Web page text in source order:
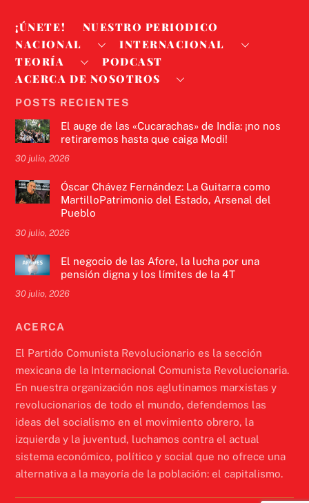
¡ÚNETE!
NUESTRO PERIODICO
NACIONAL
INTERNACIONAL
TEORÍA
PODCAST
ACERCA DE NOSOTROS
POSTS RECIENTES
El auge de las «Cucarachas» de India: ¡no nos
retiraremos hasta que caiga Modi!
30 julio, 2026
Óscar Chávez Fernández: La Guitarra como
MartilloPatrimonio del Estado, Arsenal del
Pueblo
30 julio, 2026
El negocio de las Afore, la lucha por una
pensión digna y los límites de la 4T
30 julio, 2026
ACERCA
El Partido Comunista Revolucionario es la sección
mexicana de la Internacional Comunista Revolucionaria.
En nuestra organización nos aglutinamos marxistas y
revolucionarios de todo el mundo, defendemos las
ideas del socialismo en el movimiento obrero, la
izquierda y la juventud, luchamos contra el actual
sistema económico, político y social que no ofrece una
alternativa a la mayoría de la población: el capitalismo.